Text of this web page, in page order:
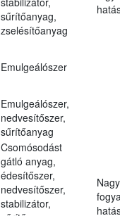
sűrítőanyag,
zselésítőanyag
Emulgeálószer
Emulgeálószer,
nedvesítőszer,
sűrítőanyag
Csomósodást
gátló anyag,
édesítőszer,
nedvesítőszer,
stabilizátor,